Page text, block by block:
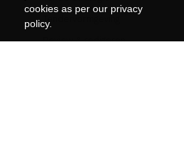
cookies as per our privacy
policy.Tendervormgeving
Review & redigeren